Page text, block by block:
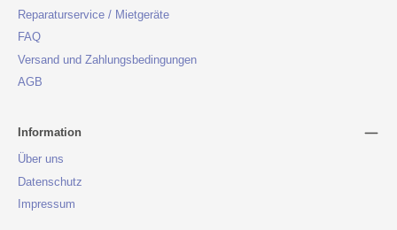
Reparaturservice / Mietgeräte
FAQ
Versand und Zahlungsbedingungen
AGB
Information
Über uns
Datenschutz
Impressum